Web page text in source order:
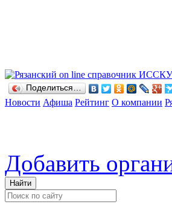
Поделиться…
Новости Афиша Рейтинг О компании
Добавить